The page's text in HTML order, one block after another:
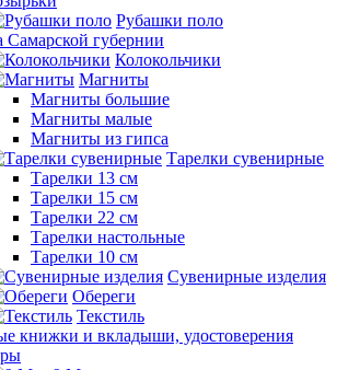
Рубашки поло
Самарской губернии
Колокольчики
Магниты
Магниты большие
Магниты малые
Магниты из гипса
Тарелки сувенирные
Тарелки 13 см
Тарелки 15 см
Тарелки 22 см
Тарелки настольные
Тарелки 10 см
Сувенирные изделия
Обереги
Текстиль
книжки и вкладыши, удостоверения